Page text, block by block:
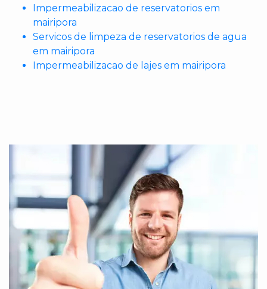
Impermeabilizacao de reservatorios em
mairipora
Servicos de limpeza de reservatorios de agua
em mairipora
Impermeabilizacao de lajes em mairipora